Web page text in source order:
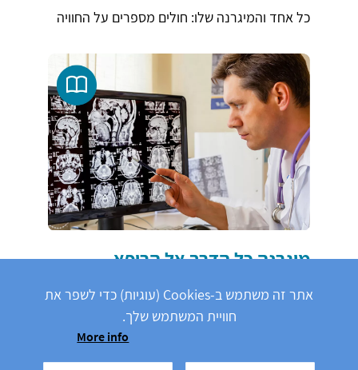
כל אחד והמיגרנה שלו: חולים מספרים על החוויה
מיגרנה כל הדרך אל הרופא
כך תנהלו נכון שיחה על מצבכם מול הגורם המטפל
אתר זה משתמש ב-Cookies (עוגיות) כדי לשפר את
חוויית המשתמש שלך.
More info